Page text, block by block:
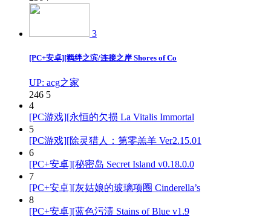
3
[PC+安卓][羁绊之滨/连接之岸 Shores of Co
UP: acg之家
246 5
4
[PC游戏][永恒的欠损 La Vitalis Immortal
5
[PC游戏][除灵猎人：第零羔羊 Ver2.15.01
6
[PC+安卓][秘密岛 Secret Island v0.18.0.0
7
[PC+安卓][灰姑娘的玻璃项圈 Cinderella’s
8
[PC+安卓][蓝色污渍 Stains of Blue v1.9